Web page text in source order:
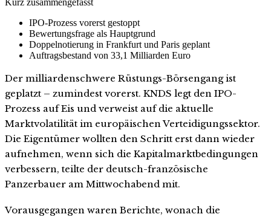
IPO-Prozess vorerst gestoppt
Bewertungsfrage als Hauptgrund
Doppelnotierung in Frankfurt und Paris geplant
Auftragsbestand von 33,1 Milliarden Euro
Der milliardenschwere Rüstungs-Börsengang ist
geplatzt – zumindest vorerst. KNDS legt den IPO-
Prozess auf Eis und verweist auf die aktuelle
Marktvolatilität im europäischen Verteidigungssektor.
Die Eigentümer wollten den Schritt erst dann wieder
aufnehmen, wenn sich die Kapitalmarktbedingungen
verbessern, teilte der deutsch-französische
Panzerbauer am Mittwochabend mit.
Vorausgegangen waren Berichte, wonach die